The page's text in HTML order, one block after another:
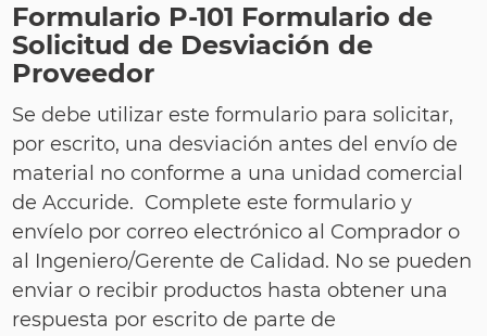
Formulario P-101 Formulario de
Solicitud de Desviación de
Proveedor
Se debe utilizar este formulario para solicitar,
por escrito, una desviación antes del envío de
material no conforme a una unidad comercial
de Accuride. Complete este formulario y
envíelo por correo electrónico al Comprador o
al Ingeniero/Gerente de Calidad. No se pueden
enviar o recibir productos hasta obtener una
respuesta por escrito de parte de